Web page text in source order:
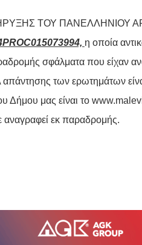
ΤΟΥ ΠΑΝΕΛΛΗΝΙΟΥ
η οποία
σφάλματα που είχαν
των ερωτημάτων
Δήμου μας είναι το
αναγραφεί εκ παραδρομής.